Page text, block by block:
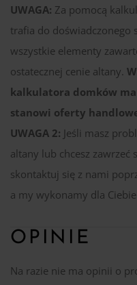
UWAGA: Za pomocą
trafia do doświadczonego
wszystkie elementy
ostatecznej cenie altany.
kalkulatora domków
stanowi oferty
UWAGA 2: Jeśli masz
altany lub chcesz
skontaktuj się z nami
a my wykonamy dla Ciebie
OPINIE
Na razie nie ma opinii o